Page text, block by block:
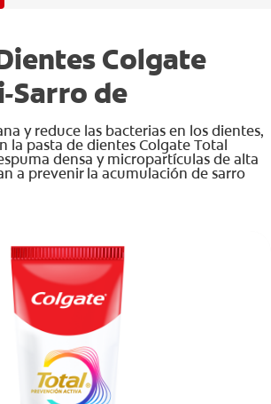
Colgate
Sarro de
y reduce las bacterias en los dientes,
la pasta de dientes Colgate Total
densa y micropartículas de alta
a prevenir la acumulación de sarro